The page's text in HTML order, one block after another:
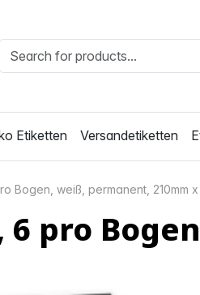
Etiketten Versandetiketten
Bogen, weiß, permanent, 210mm x
pro